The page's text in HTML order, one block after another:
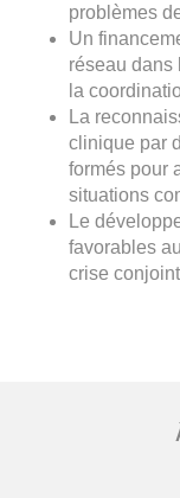
problèmes
Un
réseau dans
la
La
clinique par
formés pour
situations
Le
favorables
crise